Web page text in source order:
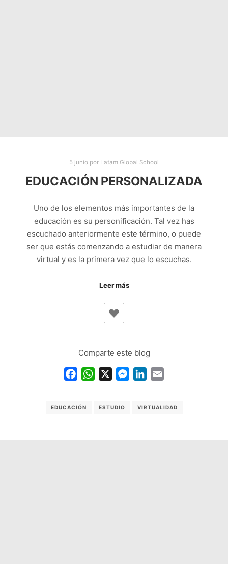
5 junio por Latam Global School
EDUCACIÓN PERSONALIZADA
Uno de los elementos más importantes de la
educación es su personificación. Tal vez has
escuchado anteriormente este término, o puede
ser que estás comenzando a estudiar de manera
virtual y es la primera vez que lo escuchas.
Leer más
Comparte este blog
FacebookWhatsApp Messenger
LinkedIn
EDUCACIÓN ESTUDIO VIRTUALIDAD